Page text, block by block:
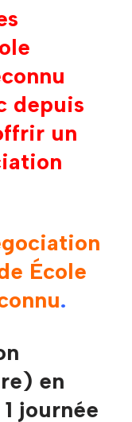
depuis
un
École
.
en
journée